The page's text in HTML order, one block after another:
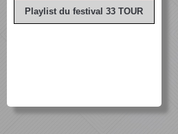
Playlist du festival 33 TOUR